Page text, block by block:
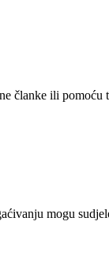
članke ili
mogu